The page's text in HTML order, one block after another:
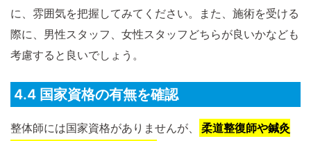
に、雰囲気を把握してみてください。また、施術を受ける
際に、男性スタッフ、女性スタッフどちらが良いかなども
考慮すると良いでしょう。
4.4 国家資格の有無を確認
整体師には国家資格がありませんが、
柔道整復師や鍼灸